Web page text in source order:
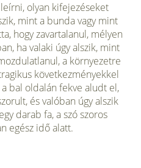
olyan kifejezéseket
mint a bunda vagy mint
hogy zavartalanul, mélyen
ha va­laki úgy alszik, mint
a kör­nyezetre
következményekkel
bal oldalán fekve aludt el,
és valóban úgy alszik
darab fa, a szó szoros
egész idő alatt.